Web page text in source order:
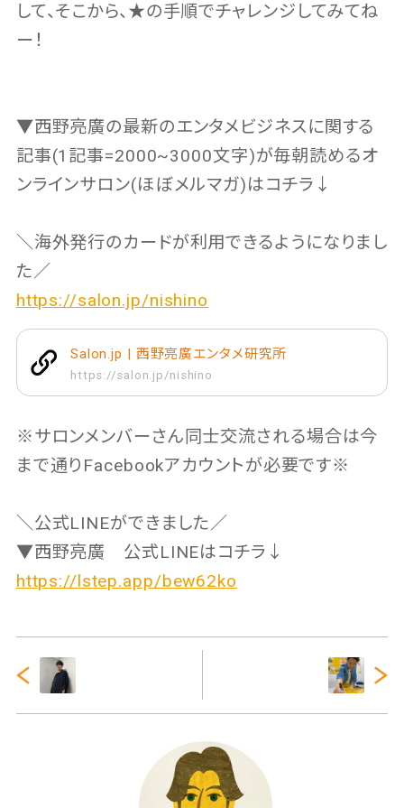
して、そこから、★の手順でチャレンジしてみてね
ー！
▼西野亮廣の最新のエンタメビジネスに関する
記事(1記事=2000~3000文字)が毎朝読めるオ
ンラインサロン(ほぼメルマガ)はコチラ↓
＼海外発行のカードが利用できるようになりまし
た／
https://salon.jp/nishino
Salon.jp | 西野亮廣エンタメ研究所
https://salon.jp/nishino
※サロンメンバーさん同士交流される場合は今
まで通りFacebookアカウントが必要です※
＼公式LINEができました／
▼西野亮廣 公式LINEはコチラ↓
https://lstep.app/bew62ko